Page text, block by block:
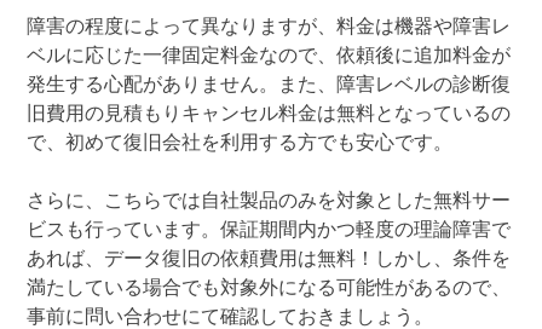
障害の程度によって異なりますが、料金は機器や障害レ
ベルに応じた一律固定料金なので、依頼後に追加料金が
発生する心配がありません。また、障害レベルの診断復
旧費用の見積もりキャンセル料金は無料となっているの
で、初めて復旧会社を利用する方でも安心です。
さらに、こちらでは自社製品のみを対象とした無料サー
ビスも行っています。保証期間内かつ軽度の理論障害で
あれば、データ復旧の依頼費用は無料！しかし、条件を
満たしている場合でも対象外になる可能性があるので、
事前に問い合わせにて確認しておきましょう。